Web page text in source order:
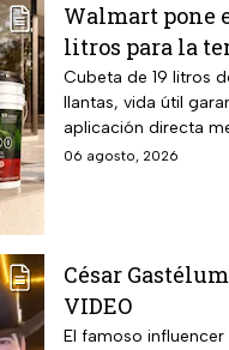
Walmart pone
litros para la
Cubeta de 19 litros
llantas, vida útil
aplicación directa
06 agosto, 2026
César
VIDEO
El famoso